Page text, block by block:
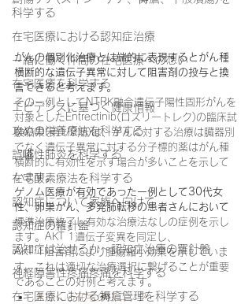
科学する
在宅医療における認知症治療
一緒に働く仲間の在宅医療への想い
在宅医療を科学する
エビデンスに基づく健康情報
攻めの栄養療法を科学する
誤嚥性肺炎を科学する
在宅酸素療法を科学する
認知症について家族へ向けて
認知症の羅針盤
認知症は治せるか～認知症治療の羅針盤
神経障害性疼痛疼痛を科学する
在宅医療における褥瘡管理を科学する
がんの個別化治療とは端的に表現するとがん種
横断的な遺伝子異常に対して阻害剤の投与と換
言できると考えます。
その一例としてNTRK融合遺伝子陽性固形がんを
対象としたEntrectinib(ロズリートレク)の臨床試
験結果(第1/2期)は、がんに対する治療は臓器別
でなく遺伝子異常に対する分子標的薬はがん種
横断的に有効性を示す場合が多いことを示して
います。
ゲノム医療が有効であった一例として30代女
性、卵巣がん、多発肺転移の患者さんにおいて
標準治療終了し有効な治療法なしの症例を示し
ます。AKT 1遺伝子変異を同定し、
AKT 1阻害剤により腫瘍縮小効果を示していま
す。これは適切な治療選択に繋げることが重要
であることの好例と考えます。
＃さくら在宅クリニック